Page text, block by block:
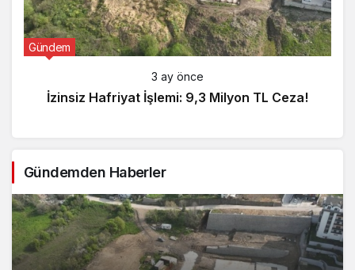
Gündem
3 ay önce
İzinsiz Hafriyat İşlemi: 9,3 Milyon TL Ceza!
Gündemden Haberler